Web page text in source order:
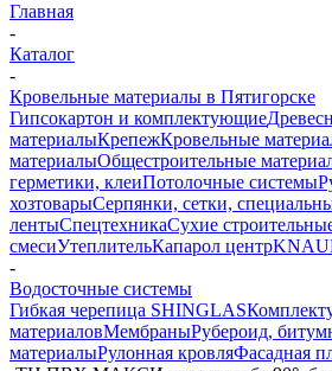
Главная
-
Каталог
-
Кровельные материалы в Пятигорске
Гипсокартон и комплектующие
материалыКрепежКровельные
материалыОбщестроительные
герметики, клеиПотолочные системы
хозтоварыСерпянки, сетки,
лентыСпецтехникаСухие
смесиУтеплительКапарол центр
-
Водосточные системы
Гибкая черепица SHINGLAS
материаловМембраныРубероид,
материалыРулонная кровляФасадная